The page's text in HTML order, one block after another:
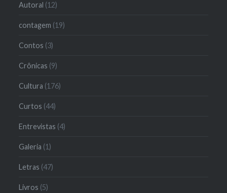
Autoral (12)
contagem (19)
Contos (3)
Crônicas (9)
Cultura (176)
Curtos (44)
Entrevistas (4)
Galeria (1)
Letras (47)
Livros (5)